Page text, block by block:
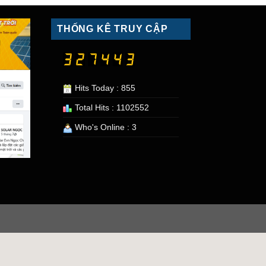
THỐNG KÊ TRUY CẬP
Hits Today : 855
Total Hits : 1102552
Who's Online : 3